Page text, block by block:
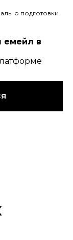
о подготовки
емейл в